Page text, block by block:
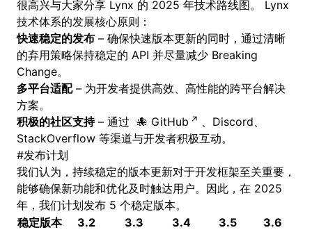
很高兴与大家分享 Lynx 的 2025 年技术路线图。 Lynx
技术体系的发展核心原则：
快速稳定的发布 – 确保快速版本更新的同时，通过清晰
的弃用策略保持稳定的 API 并尽量减少 Breaking
Change。
多平台适配– 为开发者提供高效、高性能的跨平台解决
方案。
积极的社区支持– 通过 GitHub 、 Discord、
StackOverflow 等渠道与开发者积极互动。
#发布计划
我们认为，持续稳定的版本更新对于开发框架至关重要，
能够确保新功能和优化及时触达用户。因此，在 2025
年，我们计划发布 5 个稳定版本。
稳定版本
3.2 3.3 3.4 3.5
3.6